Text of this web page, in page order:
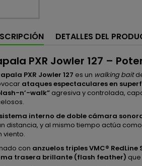
DETALLES DEL
PXR Jowler 127 –
PXR Jowler 127 es un walking bait
ataques espectaculares en
n’-walk” agresiva y controlada,
sistema interno de doble cámara
distancia, y al mismo tiempo actúa como
viento.
con anzuelos triples VMC® RedLine
trasera brillante (flash feather)